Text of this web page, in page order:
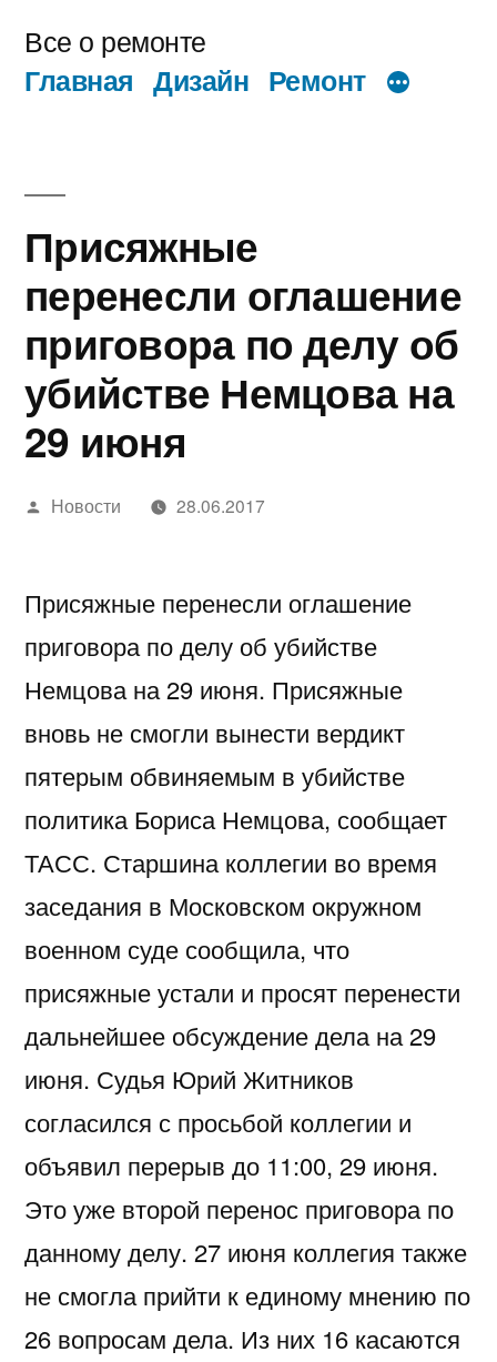
содержимому
Все о ремонте
Главная Дизайн Ремонт
Присяжные
перенесли оглашение
приговора по делу об
убийстве Немцова на
29 июня
Написано
Новости 28.06.2017
Присяжные перенесли оглашение
приговора по делу об убийстве
Немцова на 29 июня. Присяжные
вновь не смогли вынести вердикт
пятерым обвиняемым в убийстве
политика Бориса Немцова, сообщает
ТАСС. Старшина коллегии во время
заседания в Московском окружном
военном суде сообщила, что
присяжные устали и просят перенести
дальнейшее обсуждение дела на 29
июня. Судья Юрий Житников
согласился с просьбой коллегии и
объявил перерыв до 11:00, 29 июня.
Это уже второй перенос приговора по
данному делу. 27 июня коллегия также
не смогла прийти к единому мнению по
26 вопросам дела. Из них 16 касаются